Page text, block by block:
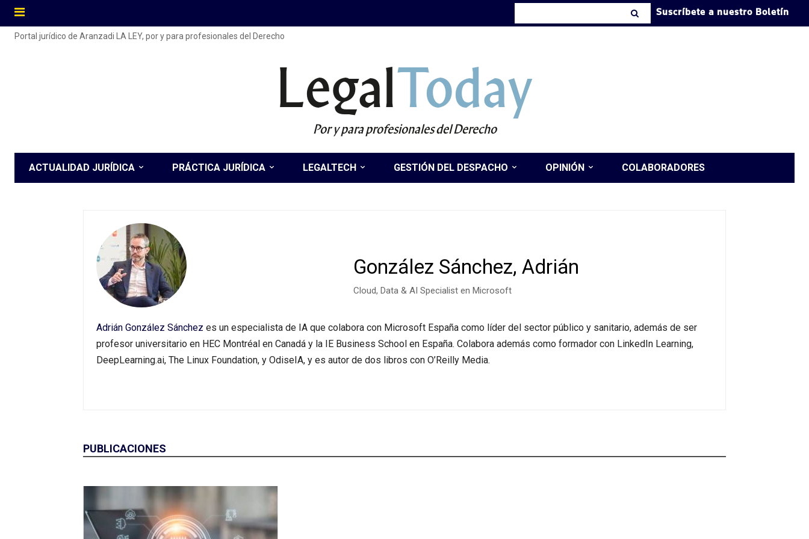
Suscríbete a nuestro Boletín
Portal jurídico de Aranzadi LA LEY, por y para profesionales del Derecho
LegalToday
Por y para profesionales del Derecho
ACTUALIDAD JURÍDICA PRÁCTICA JURÍDICA LEGALTECH GESTIÓN DEL DESPACHO OPINIÓN COLABORADORES
González Sánchez, Adrián
Cloud, Data & AI Specialist en Microsoft
Adrián González Sánchez es un especialista de IA que colabora con Microsoft España como líder del sector público y sanitario, además de ser
profesor universitario en HEC Montréal en Canadá y la IE Business School en España. Colabora además como formador con LinkedIn Learning,
DeepLearning.ai, The Linux Foundation, y OdiseIA, y es autor de dos libros con O’Reilly Media.
PUBLICACIONES